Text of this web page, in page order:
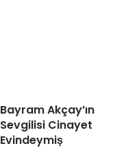
Bayram Akçay’ın
Sevgilisi Cinayet
Evindeymiş